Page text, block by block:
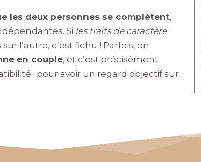
les deux personnes se complètent,
Si les traits de caractère
l’autre, c’est fichu ! Parfois, on
en couple, et c’est précisément
: pour avoir un regard objectif sur